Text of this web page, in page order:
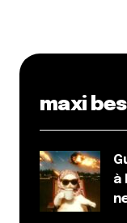
maxi
à